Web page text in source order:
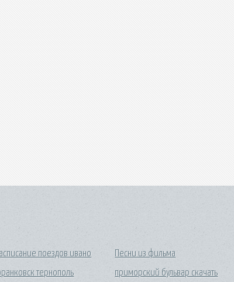
поездов ивано
тернополь
Песни из фильма
приморский бульвар скачать